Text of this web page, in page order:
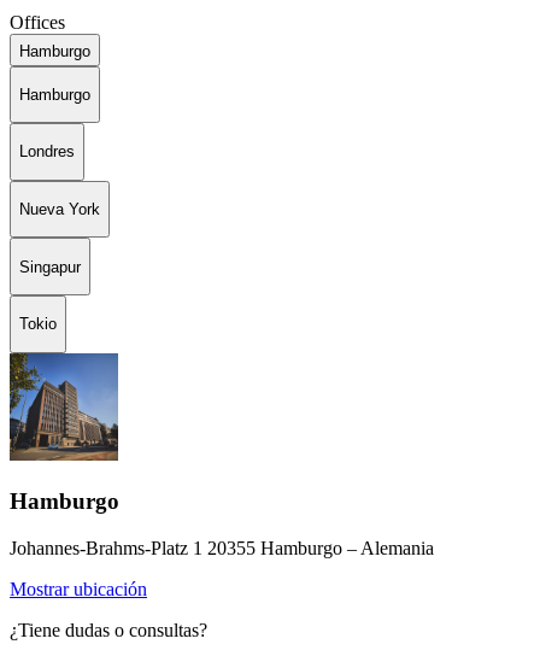
Offices
Hamburgo
Hamburgo
Londres
Nueva York
Singapur
Tokio
Hamburgo
Johannes-Brahms-Platz 1 20355 Hamburgo – Alemania
Mostrar ubicación
¿Tiene dudas o consultas?